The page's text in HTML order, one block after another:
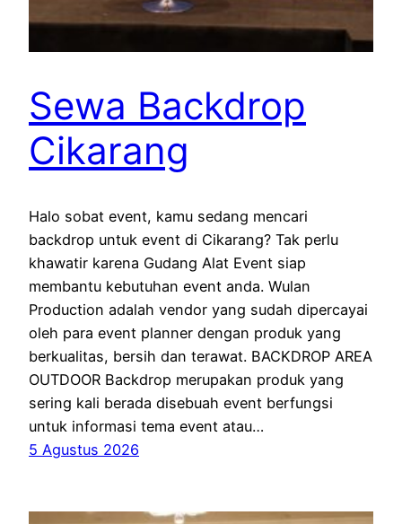
Sewa Backdrop
Cikarang
Halo sobat event, kamu sedang mencari
backdrop untuk event di Cikarang? Tak perlu
khawatir karena Gudang Alat Event siap
membantu kebutuhan event anda. Wulan
Production adalah vendor yang sudah dipercayai
oleh para event planner dengan produk yang
berkualitas, bersih dan terawat. BACKDROP AREA
OUTDOOR Backdrop merupakan produk yang
sering kali berada disebuah event berfungsi
untuk informasi tema event atau…
5 Agustus 2026